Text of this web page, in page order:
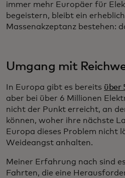
immer mehr Europäer für
begeistern, bleibt ein
Massenakzeptanz bestehen:
Umgang mit
In Europa gibt es bereits über
aber bei über 6 Millionen
nicht der Punkt erreicht, an
können, woher ihre nächste
Europa dieses Problem nicht
Weideangst anhalten.
Meiner Erfahrung nach sind
Fahrten, die eine